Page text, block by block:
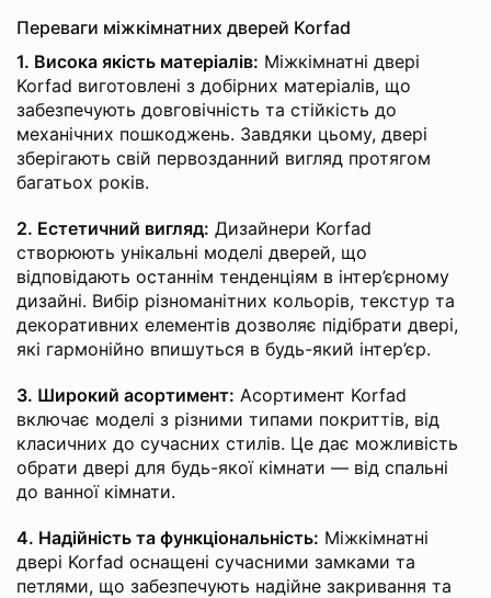
Переваги міжкімнатних дверей Korfad
1. Висока якість матеріалів: Міжкімнатні двері
Korfad виготовлені з добірних матеріалів, що
забезпечують довговічність та стійкість до
механічних пошкоджень. Завдяки цьому, двері
зберігають свій первозданний вигляд протягом
багатьох років.
2. Естетичний вигляд: Дизайнери Korfad
створюють унікальні моделі дверей, що
відповідають останнім тенденціям в інтер’єрному
дизайні. Вибір різноманітних кольорів, текстур та
декоративних елементів дозволяє підібрати двері,
які гармонійно впишуться в будь-який інтер’єр.
3. Широкий асортимент: Асортимент Korfad
включає моделі з різними типами покриттів, від
класичних до сучасних стилів. Це дає можливість
обрати двері для будь-якої кімнати — від спальні
до ванної кімнати.
4. Надійність та функціональність: Міжкімнатні
двері Korfad оснащені сучасними замками та
петлями, що забезпечують надійне закривання та